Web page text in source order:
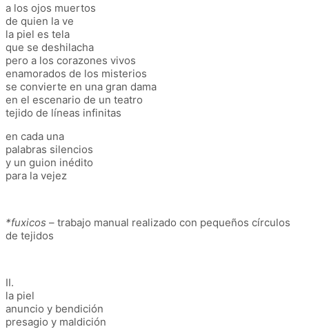
a los ojos muertos
de quien la ve
la piel es tela
que se deshilacha
pero a los corazones vivos
enamorados de los misterios
se convierte en una gran dama
en el escenario de un teatro
tejido de líneas infinitas
en cada una
palabras silencios
y un guion inédito
para la vejez
*fuxicos – trabajo manual realizado con pequeños círculos
de tejidos
II.
la piel
anuncio y bendición
presagio y maldición